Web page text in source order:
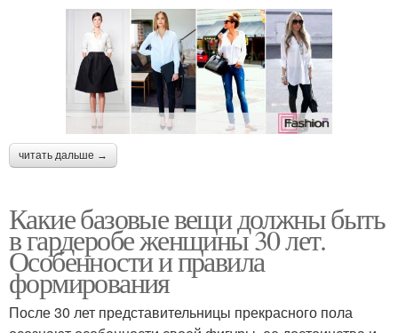
читать дальше →
Какие базовые вещи должны быть
в гардеробе женщины 30 лет.
Особенности и правила
формирования
После 30 лет представительницы прекрасного пола